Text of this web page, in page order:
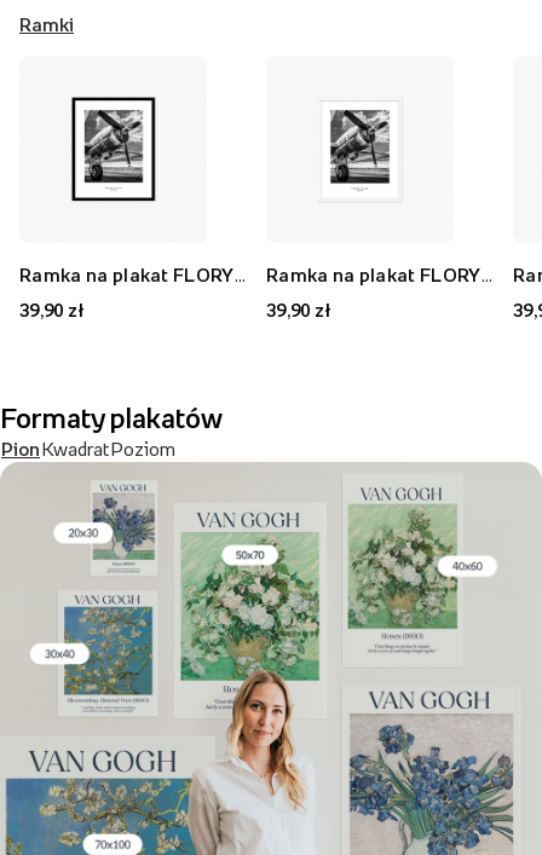
Ramki
39,90 zł
39,90 zł
Formaty plakatów
PionKwadratPoziom